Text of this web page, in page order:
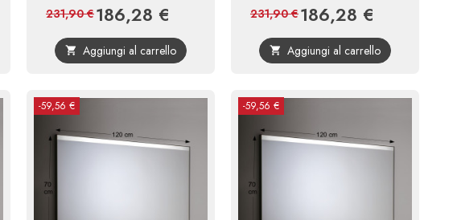
Prezzo
186,28 €
base
231,90 €
 Aggiungi al carrello
Prezzo
186,28 €
base
231,90 €
 Aggiungi al carrello
-59,56 € -59,56 €